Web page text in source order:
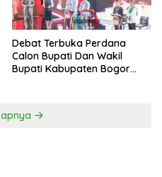
Debat Terbuka Perdana
Calon Bupati Dan Wakil
Bupati Kabupaten Bogor